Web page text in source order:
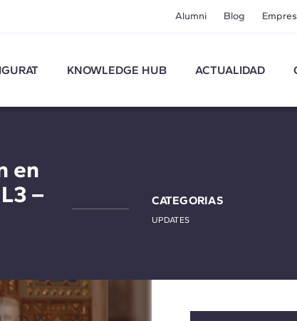
Alumni Blog
KNOWLEDGE HUB ACTUALIDAD
en
–
CATEGORIAS
UPDATES